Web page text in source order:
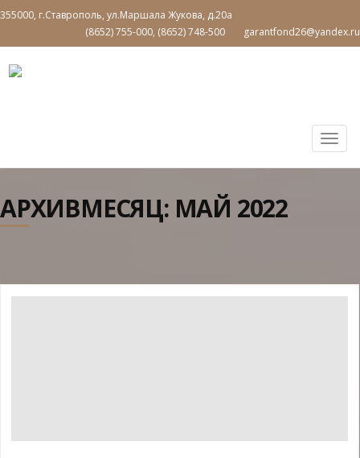
355000, г.Ставрополь, ул.Маршала Жукова, д.20а
(8652) 755-000, (8652) 748-500
garantfond26@yandex.ru
АРХИВМЕСЯЦ: МАЙ 2022